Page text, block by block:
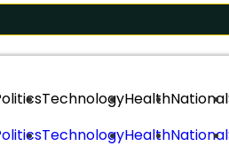
TechnologyHealthNational
TechnologyHealthNational